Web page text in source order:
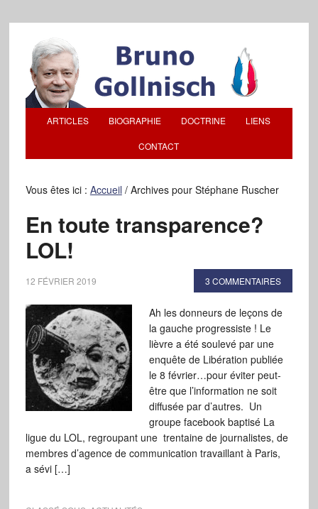
ARTICLES BIOGRAPHIE DOCTRINE LIENS
CONTACT
Vous êtes ici : Accueil /Archives pour Stéphane Ruscher
En toute transparence?
LOL!
12 FÉVRIER 2019 3 COMMENTAIRES
Ah les donneurs de leçons de
la gauche progressiste ! Le
lièvre a été soulevé par une
enquête de Libération publiée
le 8 février…pour éviter peut-
être que l’information ne soit
diffusée par d’autres. Un
groupe facebook baptisé La
ligue du LOL, regroupant une trentaine de journalistes, de
membres d’agence de communication travaillant à Paris,
a sévi […]